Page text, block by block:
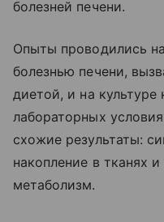
болезней печени.
Опыты проводились
болезнью печени,
диетой, и на культуре
лабораторных
схожие результаты:
накопление в тканях
метаболизм.